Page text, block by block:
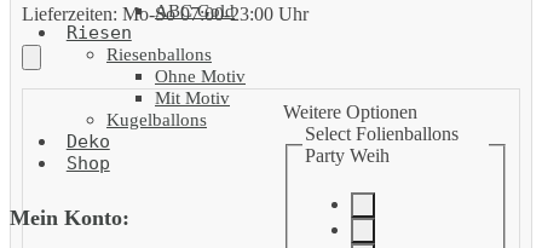
ABC Gold
Riesen
Riesenballons
Ohne Motiv
Mit Motiv
Kugelballons
Deko
Shop
Mein Konto:
Lieferzeiten: Mo-So 07:00-23:00 Uhr
Weitere Optionen
Select Folienballons
Party Weih